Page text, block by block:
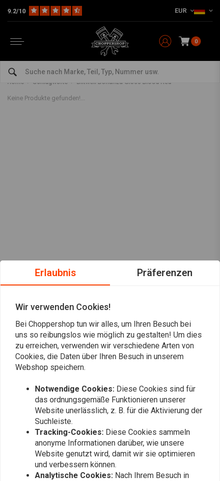
9.2/10 EUR
0
Artikel mit Schlagwort Biltwell
Bonanza Gloss Blood Red
Home Schlagworte Biltwell Bonanza Gloss Blood Red
Keine Produkte gefunden!...
Immer auf dem Laufenden bleiben?
Abonnieren
Erlaubnis Präferenzen
Wir verwenden Cookies!
Bei Choppershop tun wir alles, um Ihren Besuch bei
uns so reibungslos wie möglich zu gestalten! Um dies
zu erreichen, verwenden wir verschiedene Arten von
Cookies, die Daten über Ihren Besuch in unserem
Webshop speichern.
Notwendige Cookies: Diese Cookies sind für
das ordnungsgemäße Funktionieren unserer
Website unerlässlich, z. B. für die Aktivierung der
Suchleiste.
Tracking-Cookies: Diese Cookies sammeln
anonyme Informationen darüber, wie unsere
Website genutzt wird, damit wir sie optimieren
und verbessern können.
Analytische Cookies: Nach Ihrem Besuch in